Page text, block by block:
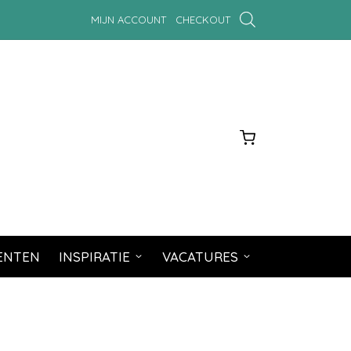
MIJN ACCOUNT CHECKOUT
INSPIRATIE VACATURES